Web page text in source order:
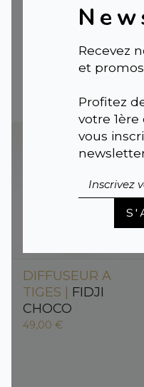
Recevez
et
Profitez
votre
vous
Chocolat | Fleurs
diffusantes en
vase décoratif
DIFFUSEUR A
TIGES | FIDJI
CHOCO
49,00 €